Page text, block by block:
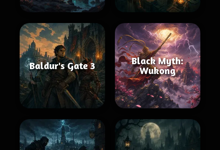
Baldur's Gate 3
Black Myth:
Wukong